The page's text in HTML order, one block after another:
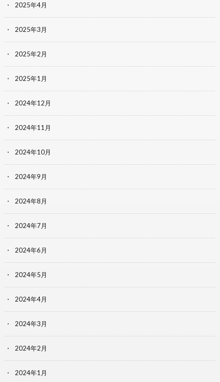
2025年4月
2025年3月
2025年2月
2025年1月
2024年12月
2024年11月
2024年10月
2024年9月
2024年8月
2024年7月
2024年6月
2024年5月
2024年4月
2024年3月
2024年2月
2024年1月